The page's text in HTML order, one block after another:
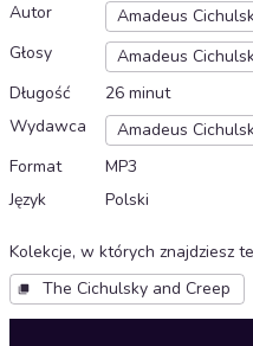
Autor Amadeus
Głosy
Amadeus
Długość
26 minut
Wydawca
Amadeus
Format
MP3
Język
Polski
Kolekcje, w których znajdziesz
The Cichulsky and Creep